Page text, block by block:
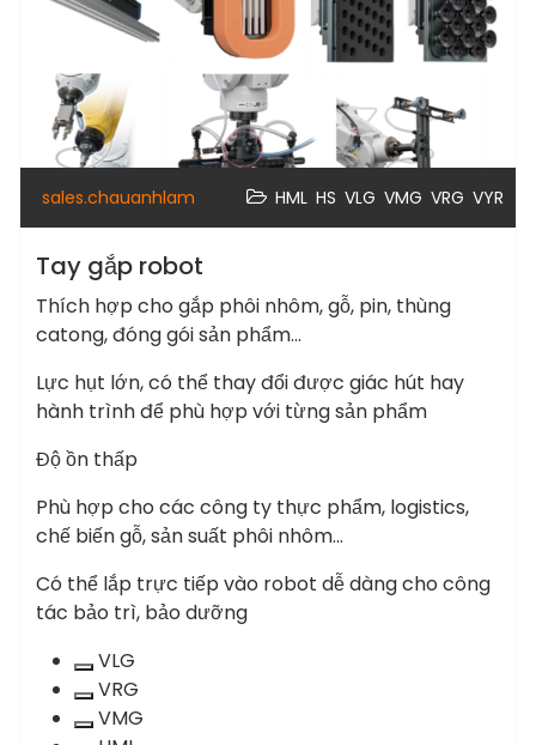
sales.chauanhlam HML HS VLG VMG VRG VYR
Tay gắp robot
Thích hợp cho gắp phôi nhôm, gỗ, pin, thùng
catong, đóng gói sản phẩm…
Lực hụt lớn, có thể thay đổi được giác hút hay
hành trình để phù hợp với từng sản phẩm
Độ ồn thấp
Phù hợp cho các công ty thực phẩm, logistics,
chế biến gỗ, sản suất phôi nhôm…
Có thể lắp trực tiếp vào robot dễ dàng cho công
tác bảo trì, bảo dưỡng
Xoá
term:
VLG
VLG
Xoá
term:
VRG
Xoá
VMG